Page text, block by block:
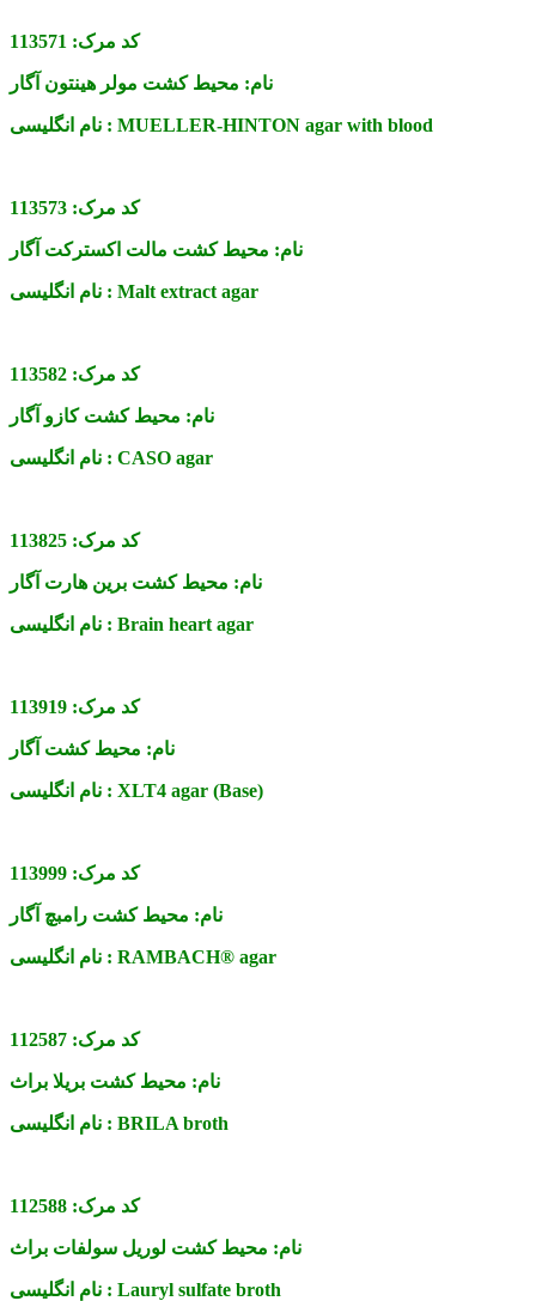
کد مرک: 113571
نام: محیط کشت مولر هینتون آگار
نام انگلیسی : MUELLER-HINTON agar with blood
کد مرک: 113573
نام: محیط کشت مالت اکسترکت آگار
نام انگلیسی : Malt extract agar
کد مرک: 113582
نام: محیط کشت کازو آگار
نام انگلیسی : CASO agar
کد مرک: 113825
نام: محیط کشت برین هارت آگار
نام انگلیسی : Brain heart agar
کد مرک: 113919
نام: محیط کشت آگار
نام انگلیسی : XLT4 agar (Base)
کد مرک: 113999
نام: محیط کشت رامبچ آگار
نام انگلیسی : RAMBACH® agar
کد مرک: 112587
نام: محیط کشت بریلا براث
نام انگلیسی : BRILA broth
کد مرک: 112588
نام: محیط کشت لوریل سولفات براث
نام انگلیسی : Lauryl sulfate broth